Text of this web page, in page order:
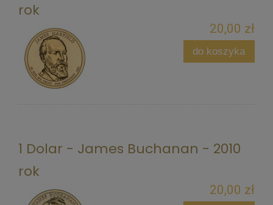
rok
20,00 zł
do koszyka
1 Dolar - James Buchanan - 2010
rok
20,00 zł